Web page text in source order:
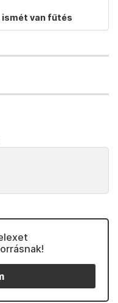
ismét van fűtés